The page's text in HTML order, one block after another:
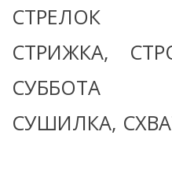
СТРЕЛОК
СТРИЖКА,
СУББОТА
СУШИЛКА,